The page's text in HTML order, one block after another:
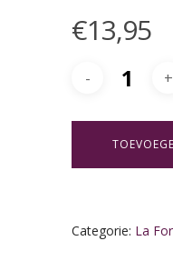
€13,95
Categorie: La